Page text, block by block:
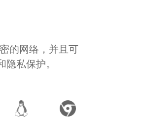
的网络，并且可
私保护。